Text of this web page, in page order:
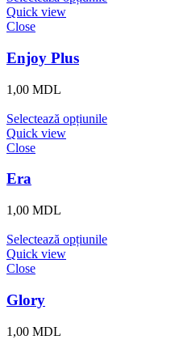
Quick view
Close
Enjoy Plus
1,00 MDL
Selectează opțiunile
Quick view
Close
Era
1,00 MDL
Selectează opțiunile
Quick view
Close
Glory
1,00 MDL